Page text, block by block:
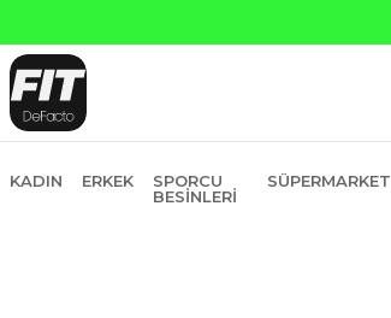
KADIN ERKEK
SPORCU
BESINLERI
SÜPERMARKET